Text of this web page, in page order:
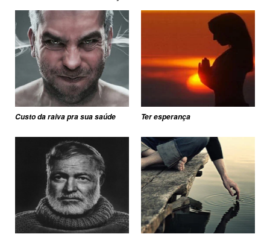
Custo da raiva pra sua saúde Ter esperança